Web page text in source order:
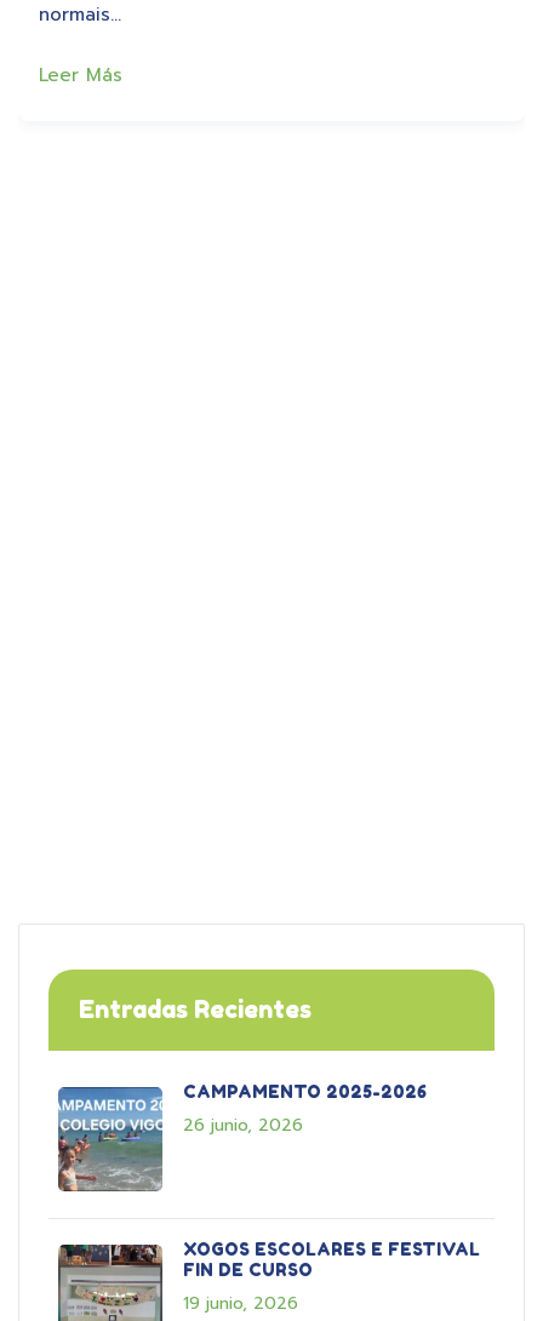
normais…
Leer Más
Entradas Recientes
CAMPAMENTO 2025-2026
26 junio, 2026
XOGOS ESCOLARES E FESTIVAL
FIN DE CURSO
19 junio, 2026